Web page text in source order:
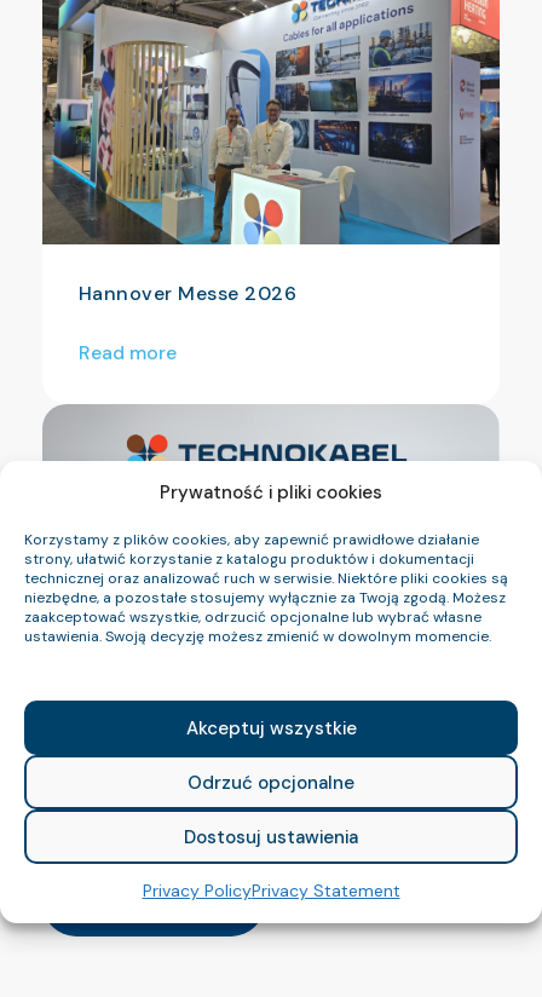
Prywatność i pliki cookies
Korzystamy z plików cookies, aby zapewnić prawidłowe działanie
strony, ułatwić korzystanie z katalogu produktów i dokumentacji
technicznej oraz analizować ruch w serwisie. Niektóre pliki cookies są
niezbędne, a pozostałe stosujemy wyłącznie za Twoją zgodą. Możesz
zaakceptować wszystkie, odrzucić opcjonalne lub wybrać własne
ustawienia. Swoją decyzję możesz zmienić w dowolnym momencie.
Akceptuj wszystkie
Odrzuć opcjonalne
Dostosuj ustawienia
Privacy PolicyPrivacy Statement
Hannover Messe 2026
Read more
Presenting our new logo and claim!
View all news